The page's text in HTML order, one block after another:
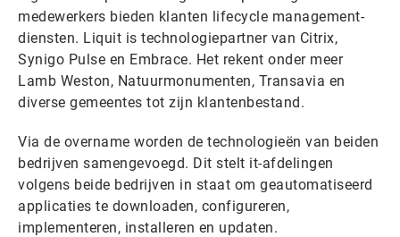
medewerkers bieden klanten lifecycle management-
diensten. Liquit is technologiepartner van Citrix,
Synigo Pulse en Embrace. Het rekent onder meer
Lamb Weston, Natuurmonumenten, Transavia en
diverse gemeentes tot zijn klantenbestand.
Via de overname worden de technologieën van beiden
bedrijven samengevoegd. Dit stelt it-afdelingen
volgens beide bedrijven in staat om geautomatiseerd
applicaties te downloaden, configureren,
implementeren, installeren en updaten.